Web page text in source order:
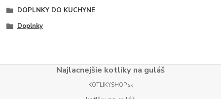
DOPLNKY DO KUCHYNE
Doplnky
Najlacnejšie kotlíky na guláš
KOTLIKYSHOP.sk